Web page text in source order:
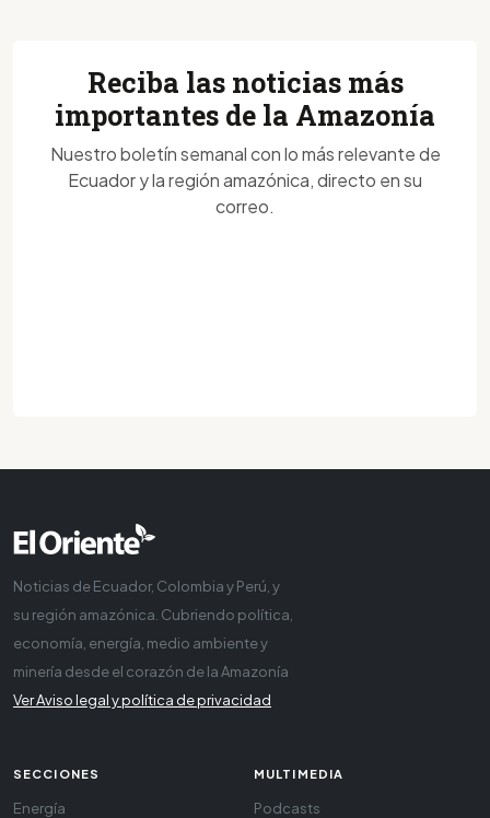
Reciba las noticias más
importantes de la Amazonía
Nuestro boletín semanal con lo más relevante de
Ecuador y la región amazónica, directo en su
correo.
Noticias de Ecuador, Colombia y Perú, y
su región amazónica. Cubriendo política,
economía, energía, medio ambiente y
minería desde el corazón de la Amazonía
Ver Aviso legal y política de privacidad
SECCIONES
Energía
MULTIMEDIA
Podcasts